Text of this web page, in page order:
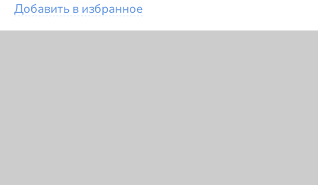
Добавить в избранное